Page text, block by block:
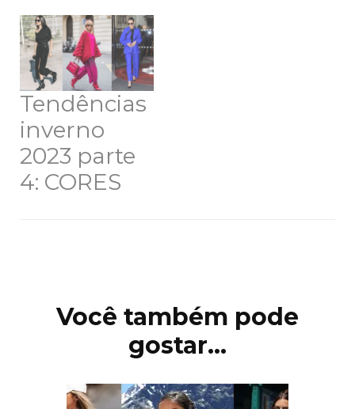
Tendências
inverno
2023 parte
4: CORES
postVocê também pode
gostar...